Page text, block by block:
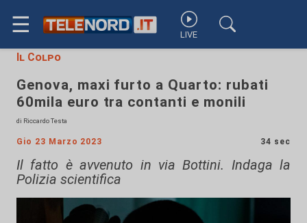
☰ LIVE
Il Colpo
Genova, maxi furto a Quarto: rubati
60mila euro tra contanti e monili
di Riccardo Testa
Gio 23 Marzo 2023 34 sec
Il fatto è avvenuto in via Bottini. Indaga la
Polizia scientifica